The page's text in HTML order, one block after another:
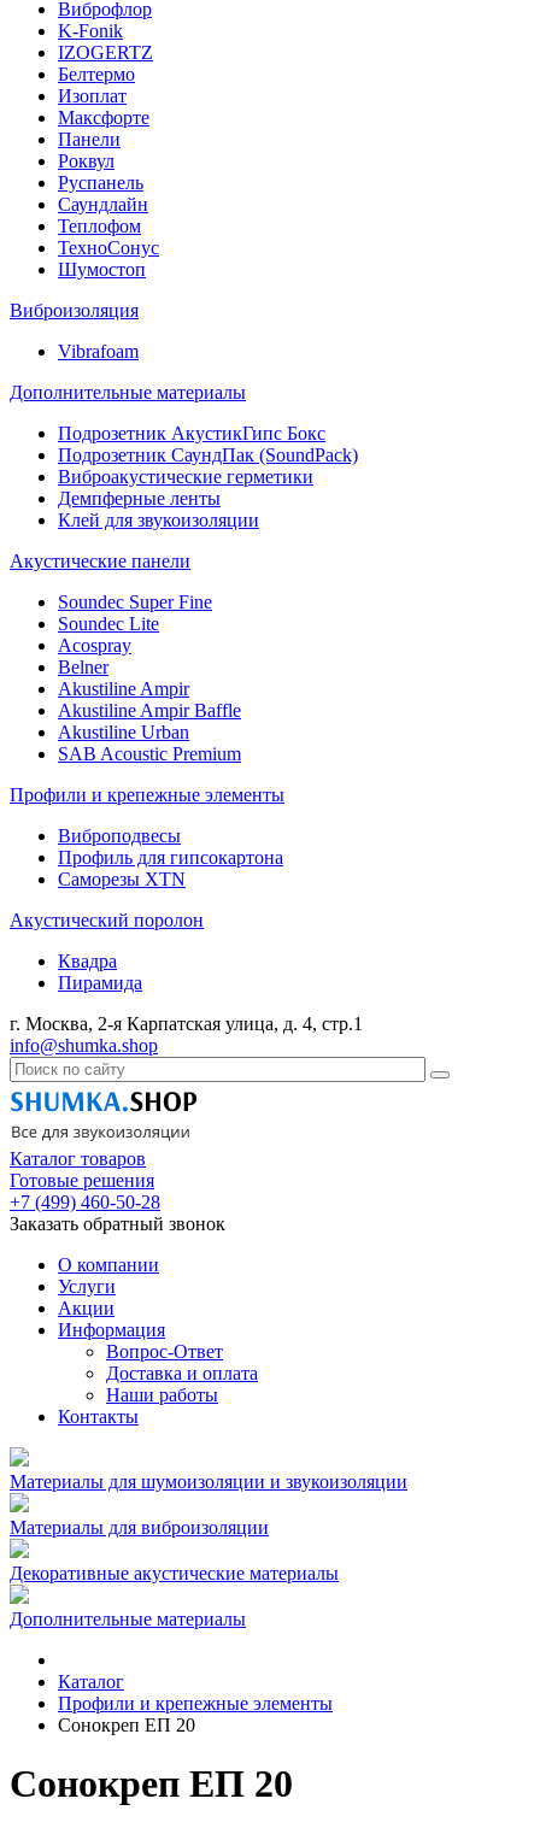
Виброфлор
K-Fonik
IZOGERTZ
Белтермо
Изоплат
Максфорте
Панели
Роквул
Руспанель
Саундлайн
Теплофом
ТехноСонус
Шумостоп
Виброизоляция
Vibrafoam
Дополнительные материалы
Подрозетник АкустикГипс Бокс
Подрозетник СаундПак (SoundPack)
Виброакустические герметики
Демпферные ленты
Клей для звукоизоляции
Акустические панели
Soundec Super Fine
Soundec Lite
Acospray
Belner
Akustiline Ampir
Akustiline Ampir Baffle
Akustiline Urban
SAB Acoustic Premium
Профили и крепежные элементы
Виброподвесы
Профиль для гипсокартона
Саморезы XTN
Акустический поролон
Квадра
Пирамида
г. Москва, 2-я Карпатская улица, д. 4, стр.1
info@shumka.shop
Каталог товаров
Готовые решения
+7 (499) 460-50-28
Заказать обратный звонок
О компании
Услуги
Акции
Информация
Вопрос-Ответ
Доставка и оплата
Наши работы
Контакты
Материалы для шумоизоляции и звукоизоляции
Материалы для виброизоляции
Декоративные акустические материалы
Дополнительные материалы
Каталог
Профили и крепежные элементы
Сонокреп ЕП 20
Сонокреп ЕП 20